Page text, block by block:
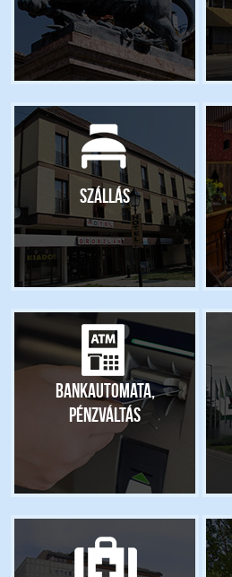
Szállás
Bankautomata,
pénzváltás